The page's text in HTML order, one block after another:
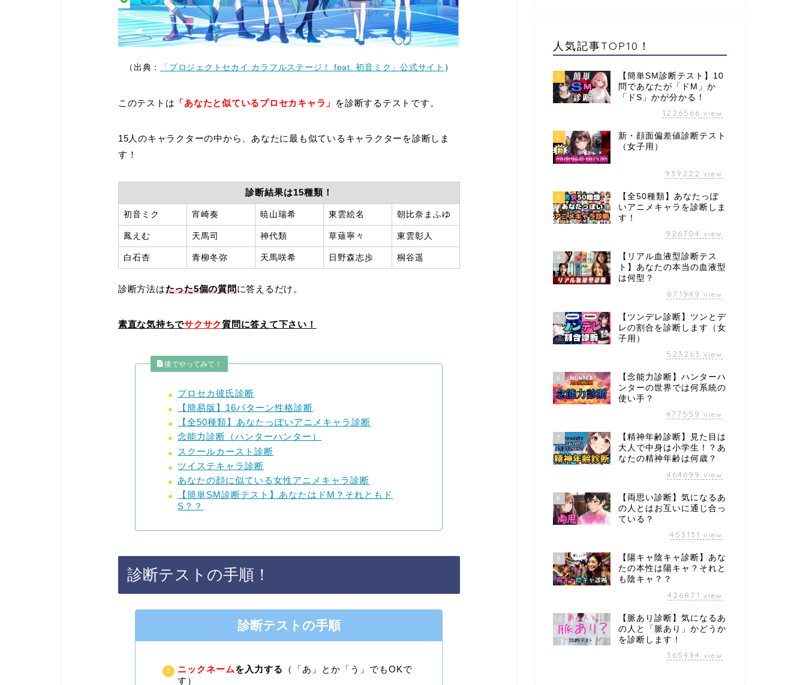
（出典： 「プロジェクトセカイ カラフルステージ！ feat. 初音ミク」公式サイト ）
このテストは 「あなたと似ているプロセカキャラ 」 を診断するテストです。
15人のキャラクターの中から、あなたに最も似ているキャラクターを診断しま
す！
診断結果は15種類！
初音ミク 宵崎奏 暁山瑞希 東雲絵名 朝比奈まふゆ
鳳えむ 天馬司 神代類 草薙寧々 東雲彰人
白石杏 青柳冬弥 天馬咲希 日野森志歩 桐谷遥
診断方法はたった5個の質問に答えるだけ。
素直な気持ちでサクサク質問に答えて下さい！
後でやってみて！
プロセカ彼氏診断
【簡易版】16パターン性格診断
【全50種類】あなたっぽいアニメキャラ診断
念能力診断（ハンターハンター）
スクールカースト診断
ツイステキャラ診断
あなたの顔に似ている女性アニメキャラ診断
【簡単SM診断テスト】あなたはドM？それともド
S？？
診断テストの手順！
診断テストの手順
ニックネームを入力する
（「あ」とか「う」でもOKで
す）
人気記事TOP10！
1
【簡単SM診断テスト】10
問であなたが「ドM」か
「ドS」かが分かる！
1226566 view
2
新・顔面偏差値診断テスト
（女子用）
939222 view
3
【全50種類】あなたっぽ
いアニメキャラを診断しま
す！
926704 view
4
【リアル血液型診断テス
ト】あなたの本当の血液型
は何型？
871949 view
5
【ツンデレ診断】ツンとデ
レの割合を診断します（女
子用）
523263 view
6
【念能力診断】ハンターハ
ンターの世界では何系統の
使い手？
477559 view
7
【精神年齢診断】見た目は
大人で中身は小学生！？あ
なたの精神年齢は何歳？
464699 view
8
【両思い診断】気になるあ
の人とはお互いに通じ合っ
ている？
453131 view
9
【陽キャ陰キャ診断】あな
たの本性は陽キャ？それと
も陰キャ？？
426871 view
10
【脈あり診断】気になるあ
の人と「脈あり」かどうか
を診断します！
365494 view